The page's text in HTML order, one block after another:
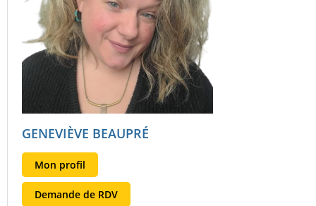
GENEVIÈVE BEAUPRÉ
Mon profil
Demande de RDV